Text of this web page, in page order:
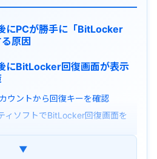
PCが勝手に「BitLocker
原因
BitLocker回復画面が表示
ウントから回復キーを確認
ィソフトでBitLocker回復画面を
▼